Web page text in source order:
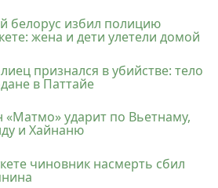
белорус избил полицию
жена и дети улетели домой
признался в убийстве: тело
в Паттайе
«Матмо» ударит по Вьетнаму,
и Хайнаню
чиновник насмерть сбил